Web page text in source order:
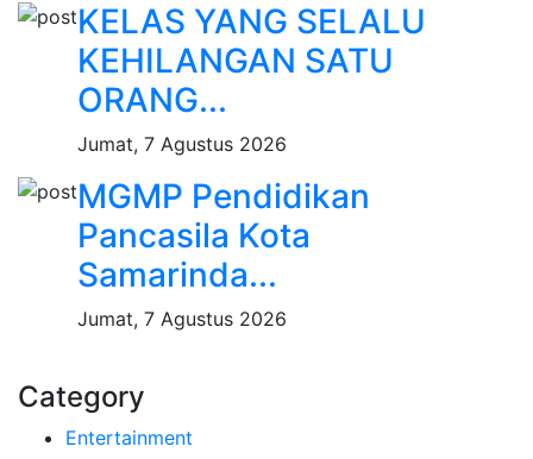
KELAS YANG SELALU
KEHILANGAN SATU
ORANG...
Jumat, 7 Agustus 2026
MGMP Pendidikan
Pancasila Kota
Samarinda...
Jumat, 7 Agustus 2026
Category
Entertainment